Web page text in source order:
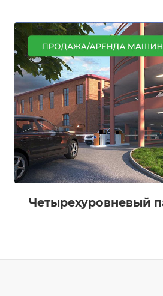
Четырехуровневый